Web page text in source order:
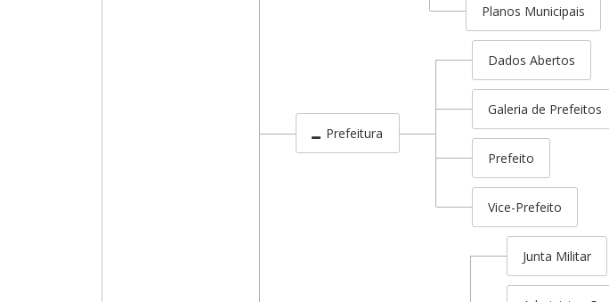
Planos Municipais
Prefeitura
Dados Abertos
Galeria de Prefeitos
Prefeito
Vice-Prefeito
Junta Militar